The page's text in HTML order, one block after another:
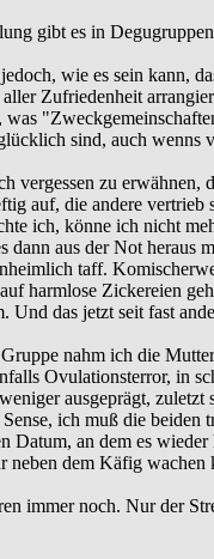
gibt es in
wie es sein kann,
Zufriedenheit
sind, auch wenns
vergessen zu erwähnen,
auf, die andere vertrieb
ich, könne ich nicht
dann aus der Not heraus
taff.
harmlose Zickereien
Und das jetzt seit fast
nahm ich die
Ovulationsterror, in
ausgeprägt,
Sense, ich muß die
Datum, an dem es
neben dem Käfig
immer noch. Nur der